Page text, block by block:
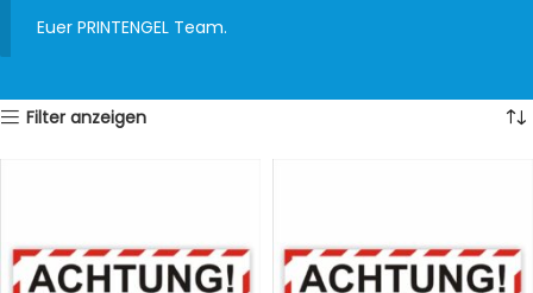
Euer PRINTENGEL Team.
Filter anzeigen